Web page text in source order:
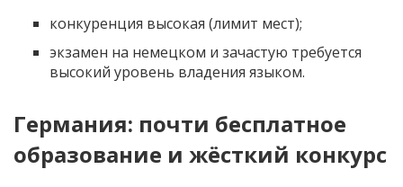
конкуренция высокая (лимит мест);
экзамен на немецком и зачастую требуется
высокий уровень владения языком.
Германия: почти бесплатное
образование и жёсткий конкурс